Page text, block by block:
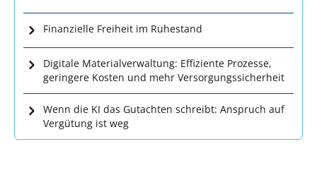
Finanzielle Freiheit im Ruhestand
Digitale Materialverwaltung: Effiziente Prozesse,
geringere Kosten und mehr Versorgungssicherheit
Wenn die KI das Gutachten schreibt: Anspruch auf
Vergütung ist weg